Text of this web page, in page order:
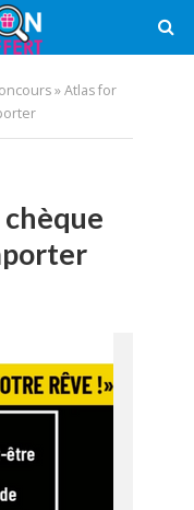
»Atlas for